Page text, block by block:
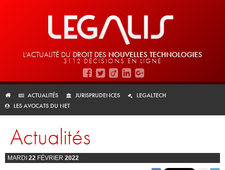
L'ACTUALITÉ DU DROIT DES NOUVELLES TECHNOLOGIES
3112 DÉCISIONS EN LIGNE
ACTUALITÉS JURISPRUDENCES
LEGALTECH
LES AVOCATS DU NET
Actualités
MARDI 22 FÉVRIER 2022